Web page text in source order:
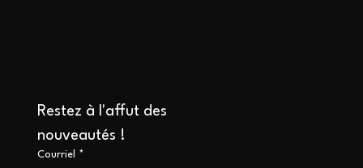
Restez à l'affut des
nouveautés !
Courriel *